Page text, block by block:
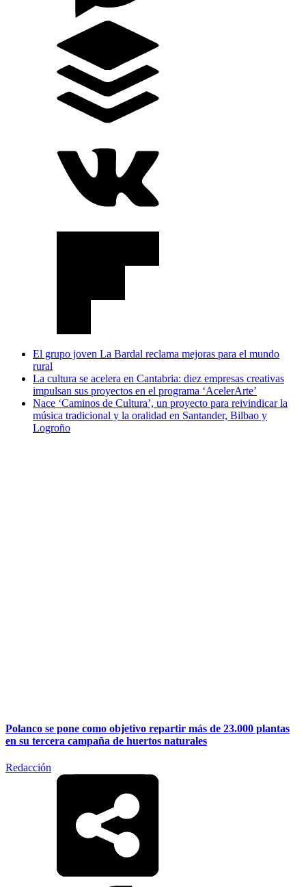
El grupo joven La Bardal reclama mejoras para el mundo
rural
La cultura se acelera en Cantabria: diez empresas creativas
impulsan sus proyectos en el programa ‘AcelerArte’
Nace ‘Caminos de Cultura’, un proyecto para reivindicar la
música tradicional y la oralidad en Santander, Bilbao y
Logroño
Polanco se pone como objetivo repartir más de 23.000 plantas
en su tercera campaña de huertos naturales
Redacción